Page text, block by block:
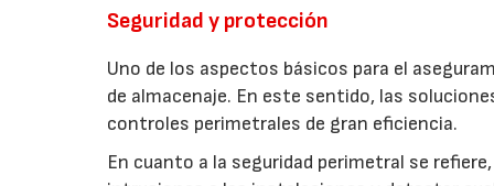
Seguridad y protección
Uno de los aspectos básicos para el
de almacenaje. En este sentido, las
controles perimetrales de gran eficiencia.
En cuanto a la seguridad perimetral se